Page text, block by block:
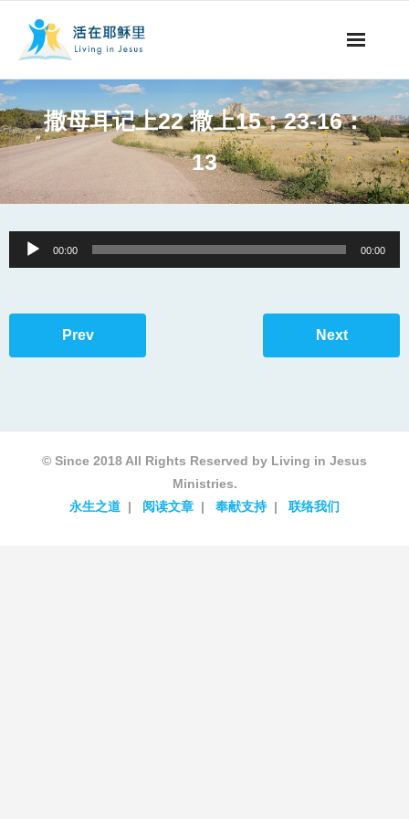
视听节目
阅读文章
永生之道
其他语言
撒母耳记上22 撒上15：23-16：
13
Audio
Player
00:00 00:00
Prev Next
© Since 2018 All Rights Reserved by Living in Jesus
Ministries.
永生之道
阅读文章 奉献支持 联络我们